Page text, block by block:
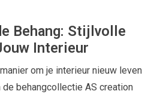
Behang: Stijlvolle
Interieur
om je interieur nieuw leven
de behangcollectie AS creation